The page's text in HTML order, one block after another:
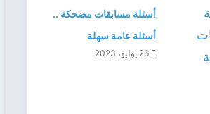
أسئلة مسابقات مضحكة ..
أسئلة عامة سهلة
26 يوليو، 2023